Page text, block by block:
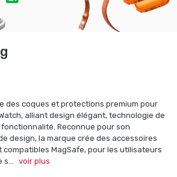
des coques et protections premium pour
alliant design élégant, technologie de
Reconnue pour son
design, la marque crée des accessoires
MagSafe, pour les utilisateurs
s... voir plus